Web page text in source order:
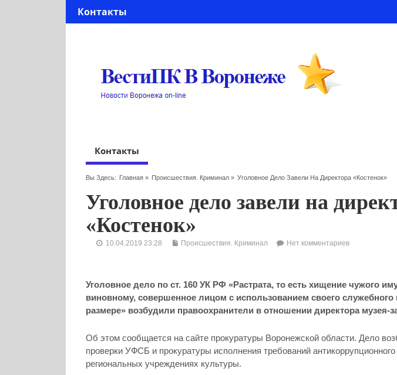
Контакты
Контакты
Вы Здесь: Главная» Происшествия. Криминал » Уголовное Дело Завели На Директора «Костенок»
Уголовное дело завели на
«Костенок»
10.04.2019 23:28 Происшествия. Криминал Нет комментариев
Уголовное дело по ст. 160 УК РФ «Растрата, то есть хищение чужого
виновному, совершенное лицом с использованием своего
размере» возбудили правоохранители в отношении директора музея-
Об этом сообщается на сайте прокуратуры Воронежской области. Дело
проверки УФСБ и прокуратуры исполнения требований антикоррупционного
региональных учреждениях культуры.